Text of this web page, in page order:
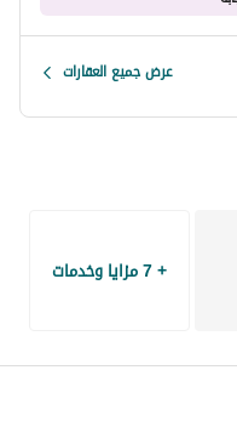
ومرافق رياضية
• إمكانات استثمارية عالية في واحدة من أسرع الوجهات الساحلية
عرض جميع العقارات
+ 7 مزايا وخدمات